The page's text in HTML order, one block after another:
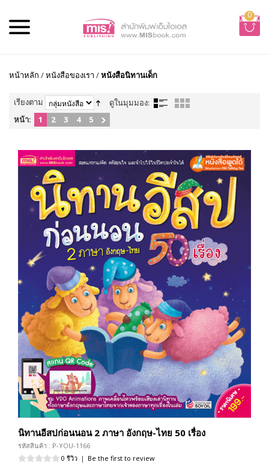
0
หน้าหลัก /หนังสือของเรา /หนังสือนิทานเด็ก
เรียงตาม
ดูในมุมมอง:
หน้า:
1 2 3 4 5
นิทานอีสปก่อนนอน 2 ภาษา อังกฤษ-ไทย 50 เรื่อง
รหัสสินค้า : P-YOU-1166
0 รีวิว | Be the first to review